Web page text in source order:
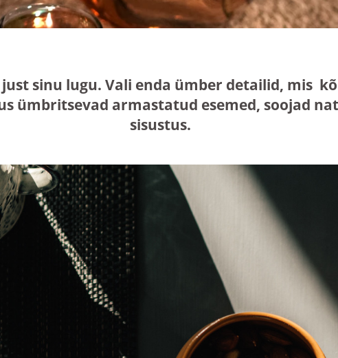
sinu lugu. Vali enda ümber detailid, mis
ümbritsevad armastatud esemed, soojad
sisustus.